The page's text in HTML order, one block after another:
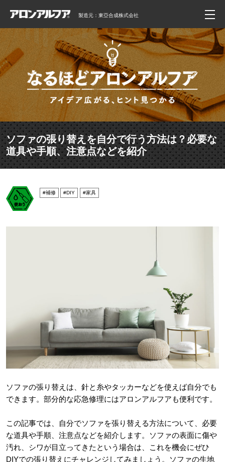
製造元：東亞合成株式会社
ソファの張り替えを自分で行う方法は？必要な
道具や手順、注意点などを紹介
#補修 #DIY #家具
ソファの張り替えは、針と糸やタッカーなどを使えば自分でも
できます。部分的な応急修理にはアロンアルフアも便利です。
この記事では、自分でソファを張り替える方法について、必要
な道具や手順、注意点などを紹介します。ソファの表面に傷や
汚れ、シワが目立ってきたという場合は、これを機会にぜひ
DIYでの張り替えにチャレンジしてみましょう。ソファの生地